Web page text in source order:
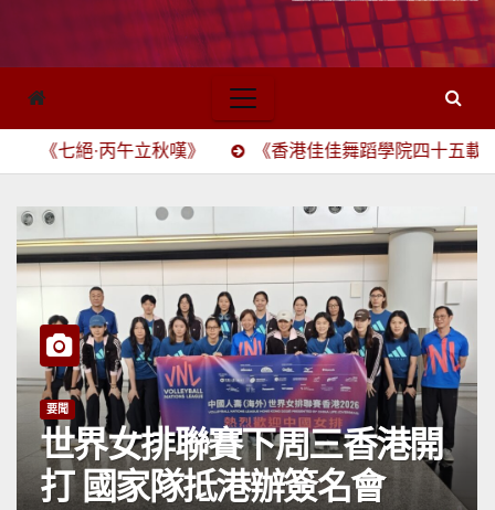
午立秋嘆》 《香港佳佳舞蹈學院四十五載頌》(四六駢
要聞
世界女排聯賽下周三香港開
打 國家隊抵港辦簽名會